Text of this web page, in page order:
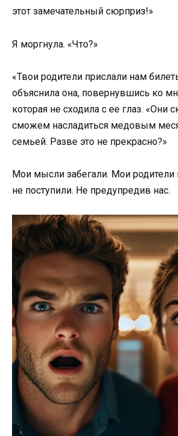
этот замечательный сюрприз!»
Я моргнула. «Что?»
«Твои родители прислали нам
объяснила она, повернувшись ко
которая не сходила с ее глаз. «Они
сможем насладиться медовым
семьей. Разве это не прекрасно?»
Мои мысли забегали. Мои родители
не поступили. Не предупредив нас.